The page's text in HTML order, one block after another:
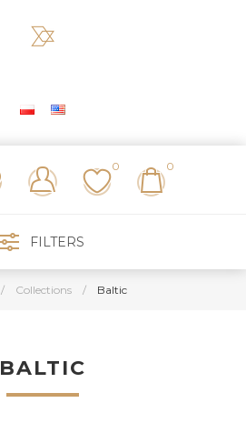
0 0
FILTERS
/ Collections / Baltic
BALTIC